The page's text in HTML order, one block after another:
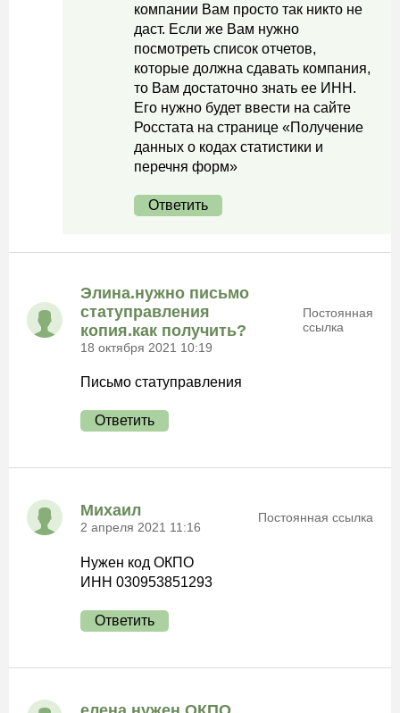
компании Вам просто так никто не
даст. Если же Вам нужно
посмотреть список отчетов,
которые должна сдавать компания,
то Вам достаточно знать ее ИНН.
Его нужно будет ввести на сайте
Росстата на странице «Получение
данных о кодах статистики и
перечня форм»
Ответить
Элина.нужно письмо
статуправления
копия.как получить?
18 октября 2021 10:19
Постоянная
ссылка
Письмо статуправления
Ответить
Михаил
2 апреля 2021 11:16
Постоянная ссылка
Нужен код ОКПО
ИНН 030953851293
Ответить